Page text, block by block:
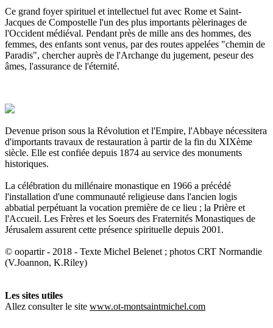
Ce grand foyer spirituel et intellectuel fut avec Rome et Saint-
Jacques de Compostelle l'un des plus importants pèlerinages de
l'Occident médiéval. Pendant près de mille ans des hommes, des
femmes, des enfants sont venus, par des routes appelées "chemin de
Paradis", chercher auprès de l'Archange du jugement, peseur des
âmes, l'assurance de l'éternité.
Devenue prison sous la Révolution et l'Empire, l'Abbaye nécessitera
d'importants travaux de restauration à partir de la fin du XIXème
siècle. Elle est confiée depuis 1874 au service des monuments
historiques.
La célébration du millénaire monastique en 1966 a précédé
l'installation d'une communauté religieuse dans l'ancien logis
abbatial perpétuant la vocation première de ce lieu ; la Prière et
l'Accueil. Les Frères et les Soeurs des Fraternités Monastiques de
Jérusalem assurent cette présence spirituelle depuis 2001.
© oopartir - 2018 - Texte Michel Belenet ; photos CRT Normandie
(V.Joannon, K.Riley)
Les sites utiles
Allez consulter le site www.ot-montsaintmichel.com